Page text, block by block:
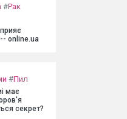
#Рак
online.ua
#Пил
має
секрет?